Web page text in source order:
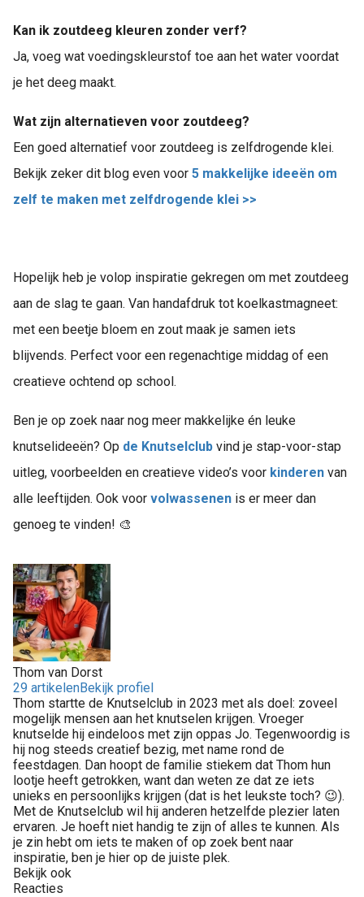
Kan ik zoutdeeg kleuren zonder verf?
Ja, voeg wat voedingskleurstof toe aan het water voordat
je het deeg maakt.
Wat zijn alternatieven voor zoutdeeg?
Een goed alternatief voor zoutdeeg is zelfdrogende klei.
Bekijk zeker dit blog even voor 5 makkelijke ideeën om
zelf te maken met zelfdrogende klei >>
Hopelijk heb je volop inspiratie gekregen om met zoutdeeg
aan de slag te gaan. Van handafdruk tot koelkastmagneet:
met een beetje bloem en zout maak je samen iets
blijvends. Perfect voor een regenachtige middag of een
creatieve ochtend op school.
Ben je op zoek naar nog meer makkelijke én leuke
knutselideeën? Op de Knutselclub vind je stap-voor-stap
uitleg, voorbeelden en creatieve video’s voor kinderen van
alle leeftijden. Ook voor volwassenen is er meer dan
genoeg te vinden! 🎨
Thom van Dorst
29 artikelenBekijk profiel
Thom startte de Knutselclub in 2023 met als doel: zoveel
mogelijk mensen aan het knutselen krijgen. Vroeger
knutselde hij eindeloos met zijn oppas Jo. Tegenwoordig is
hij nog steeds creatief bezig, met name rond de
feestdagen. Dan hoopt de familie stiekem dat Thom hun
lootje heeft getrokken, want dan weten ze dat ze iets
unieks en persoonlijks krijgen (dat is het leukste toch? 😉).
Met de Knutselclub wil hij anderen hetzelfde plezier laten
ervaren. Je hoeft niet handig te zijn of alles te kunnen. Als
je zin hebt om iets te maken of op zoek bent naar
inspiratie, ben je hier op de juiste plek.
Bekijk ook
Reacties